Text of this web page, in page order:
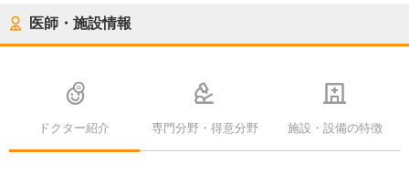
医師・施設情報
ドクター紹介 専門分野・得意分野 施設・設備の特徴